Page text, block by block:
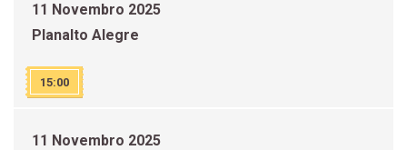
11 Novembro 2025
Planalto Alegre
15:00
11 Novembro 2025